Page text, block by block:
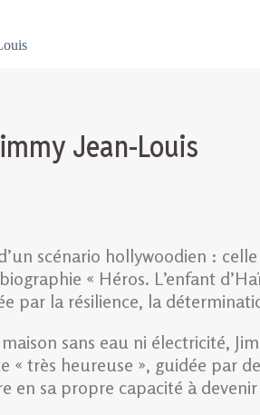
Jean-Louis
scénario hollywoodien :
« Héros. L’enfant
par la résilience, la
sans eau ni électricité,
« très heureuse », guidée par
en sa propre capacité à